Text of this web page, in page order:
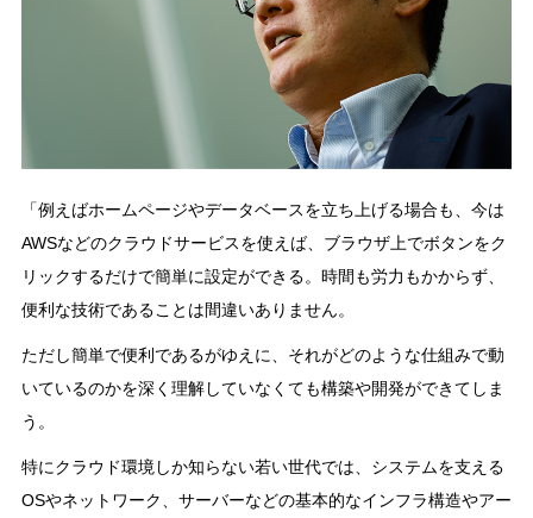
「例えばホームページやデータベースを立ち上げる場合も、今は
AWSなどのクラウドサービスを使えば、ブラウザ上でボタンをク
リックするだけで簡単に設定ができる。時間も労力もかからず、
便利な技術であることは間違いありません。
ただし簡単で便利であるがゆえに、それがどのような仕組みで動
いているのかを深く理解していなくても構築や開発ができてしま
う。
特にクラウド環境しか知らない若い世代では、システムを支える
OSやネットワーク、サーバーなどの基本的なインフラ構造やアー